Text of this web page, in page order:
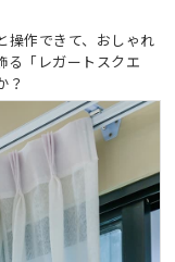
操作できて、おしゃれ
る「レガートスクエ
？